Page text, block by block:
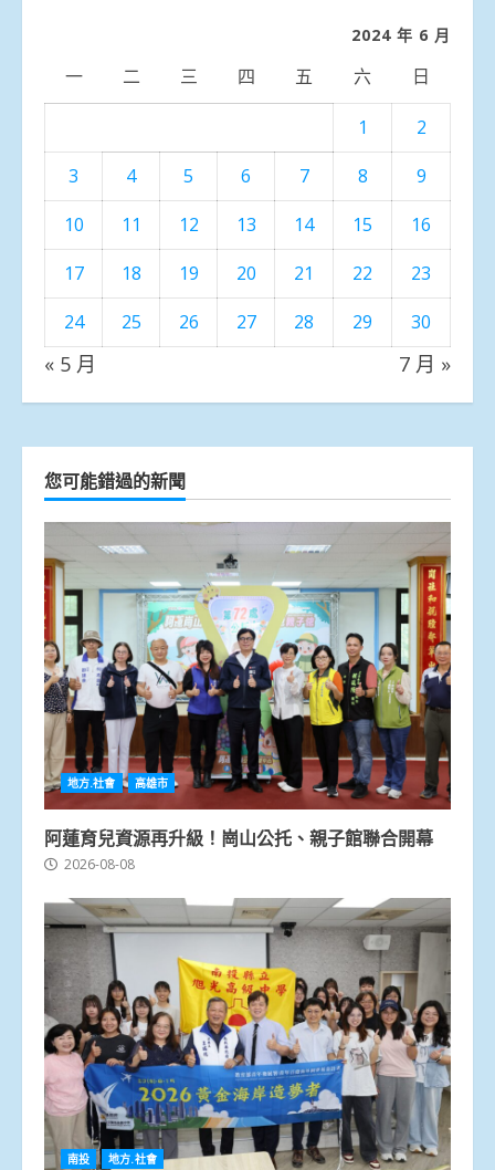
2024 年 6 月
一 二 三 四 五 六 日
1
2
3
4 5 6 7 8
9
10
11 12 13 14 15
16
17
18 19 20 21 22
23
24
25 26 27 28 29 30
« 5 月 7 月 »
您可能錯過的新聞
地方.社會 高雄市
阿蓮育兒資源再升級！崗山公托、親子館聯合開幕
2026-08-08
南投 地方.社會